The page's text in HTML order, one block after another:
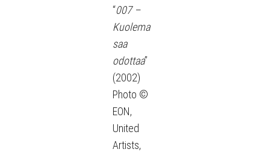
“007 –
Kuolema
saa
odottaa”
(2002)
Photo ©
EON,
United
Artists,